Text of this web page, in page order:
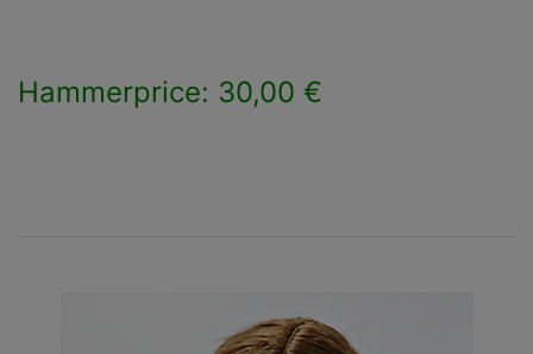
Hammerprice: 30,00 €